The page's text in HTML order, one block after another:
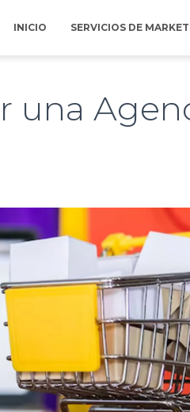
INICIO SERVICIOS DE
una